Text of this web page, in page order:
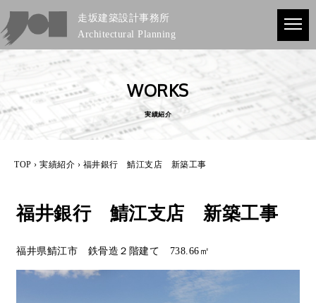
走坂建築設計事務所
Architectural Planning
WORKS
実績紹介
TOP ›実績紹介 › 福井銀行 鯖江支店 新築工事
福井銀行 鯖江支店 新築工事
福井県鯖江市 鉄骨造２階建て 738.66㎡